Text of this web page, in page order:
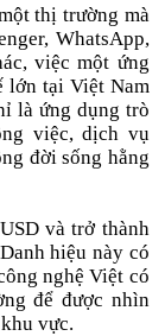
thị trường mà
WhatsApp,
việc một ứng
lớn tại Việt Nam
là ứng dụng trò
việc, dịch vụ
đời sống hằng
và trở thành
hiệu này có
nghệ Việt có
để được nhìn
vực.